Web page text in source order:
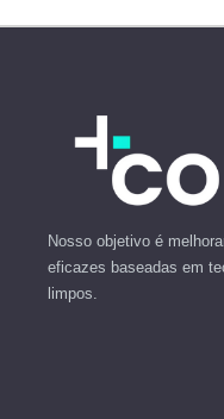
Nosso objetivo é
eficazes baseadas em
limpos.